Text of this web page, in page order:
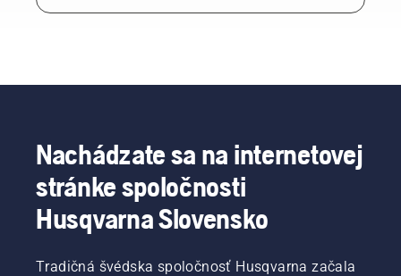
Nachádzate sa na internetovej
stránke spoločnosti
Husqvarna Slovensko
Tradičná švédska spoločnosť Husqvarna začala